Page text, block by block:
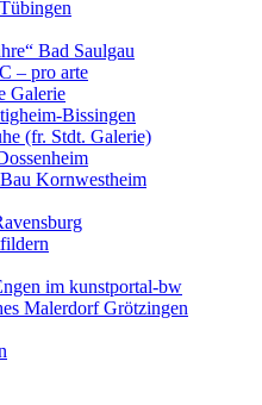
für Künstler
Bad Saulgau
– pro arte
Galerie
Bissingen
(fr. Stdt. Galerie)
Kornwestheim
im kunstportal-bw
Malerdorf Grötzingen